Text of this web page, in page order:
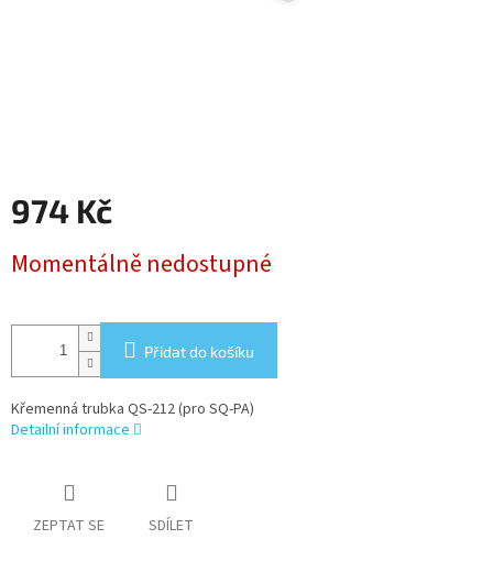
974 Kč
cena:
Momentálně nedostupné
Přidat do košíku
Křemenná trubka QS-212 (pro SQ-PA)
Detailní informace
ZEPTAT SE SDÍLET